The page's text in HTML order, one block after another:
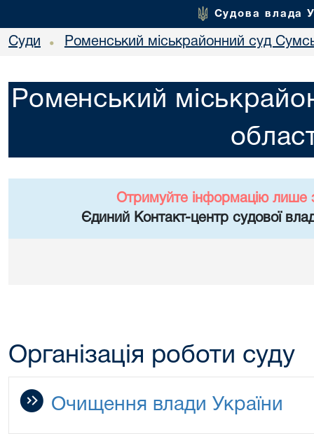
Судова влада
Суди • Роменський міськрайонний суд
Роменський
Отримуйте інформацію лише
Єдиний Контакт-центр судової
Організація роботи суду
Очищення влади України